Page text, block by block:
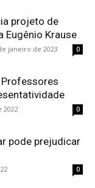
projeto de
Eugênio Krause
janeiro de 2023 0
Professores
2022 0
pode prejudicar
0